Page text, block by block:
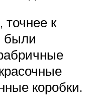
к
были
коробки.